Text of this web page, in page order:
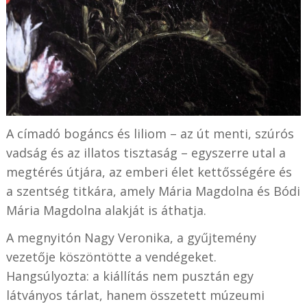
A címadó bogáncs és liliom – az út menti, szúrós
vadság és az illatos tisztaság – egyszerre utal a
megtérés útjára, az emberi élet kettősségére és
a szentség titkára, amely Mária Magdolna és Bódi
Mária Magdolna alakját is áthatja.
A megnyitón Nagy Veronika, a gyűjtemény
vezetője köszöntötte a vendégeket.
Hangsúlyozta: a kiállítás nem pusztán egy
látványos tárlat, hanem összetett múzeumi